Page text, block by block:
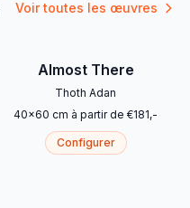
Voir toutes les œuvres
Almost There
Thoth Adan
40x60 cm à partir de €181,-
Configurer